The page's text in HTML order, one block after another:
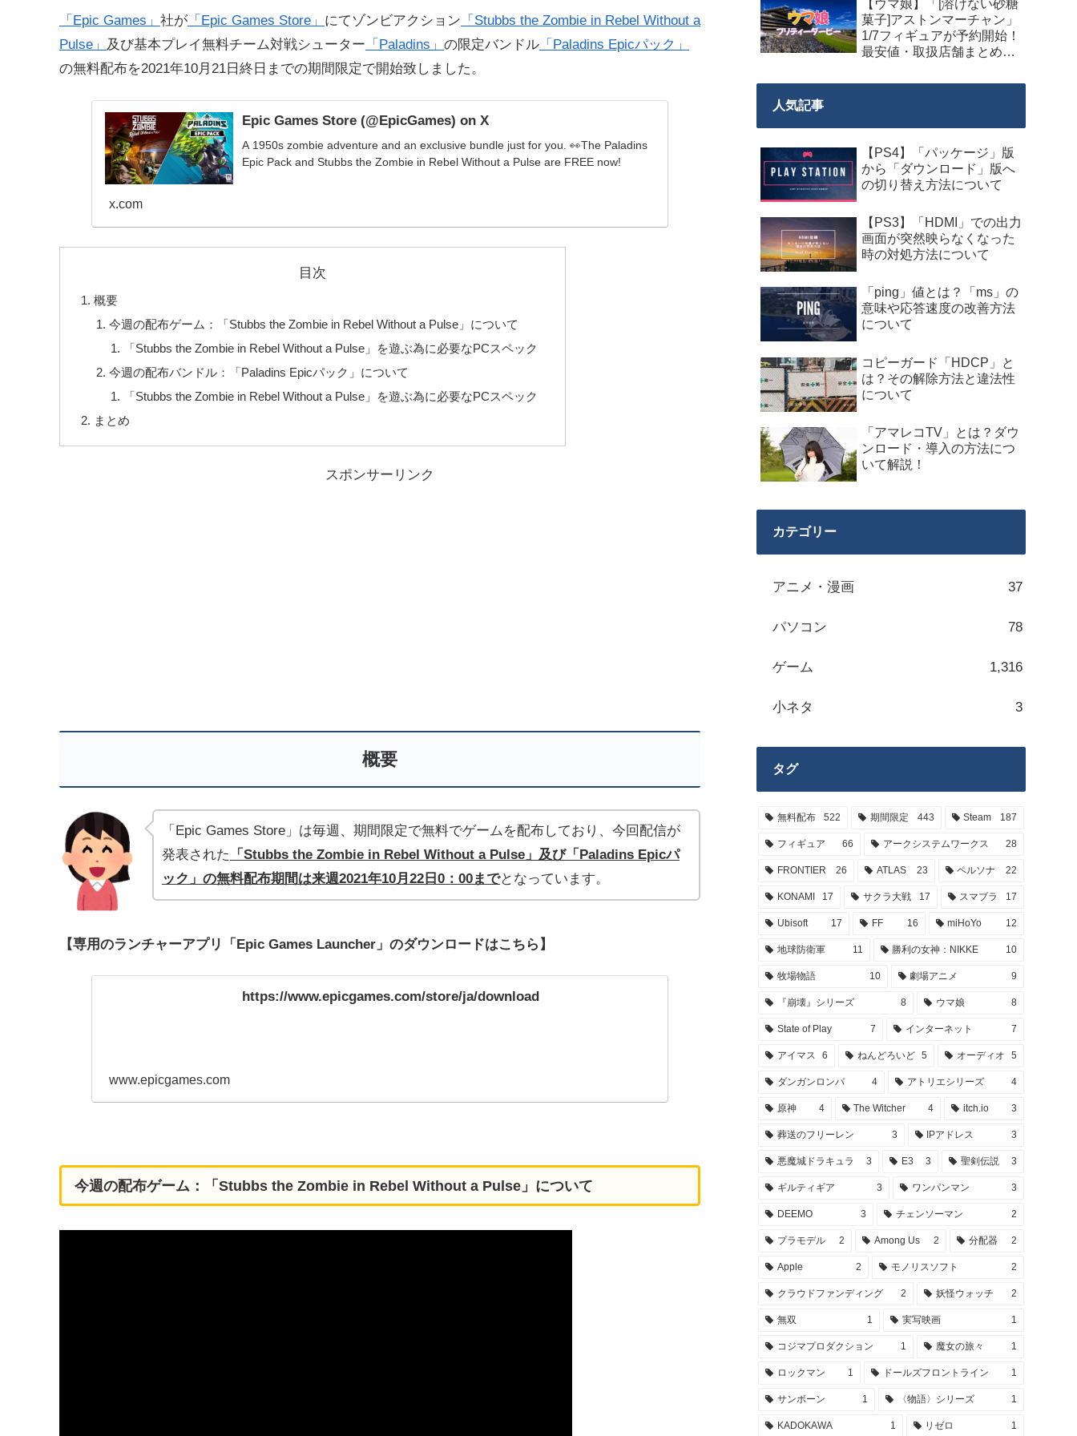
「Epic Games」 社が 「Epic Games Store」 にてゾンビアクション 「Stubbs the Zombie in Rebel Without a
Pulse」 及び基本プレイ無料チーム対戦シューター 「Paladins」 の限定バンドル 「Paladins Epicパック」
の無料配布を2021年10月21日終日までの期間限定で開始致しました。
Epic Games Store (@EpicGames) on X
A 1950s zombie adventure and an exclusive bundle just for you. 👀The Paladins
Epic Pack and Stubbs the Zombie in Rebel Without a Pulse are FREE now!
x.com
目次
概要
今週の配布ゲーム：「Stubbs the Zombie in Rebel Without a Pulse」について
「Stubbs the Zombie in Rebel Without a Pulse」を遊ぶ為に必要なPCスペック
今週の配布バンドル：「Paladins Epicパック」について
「Stubbs the Zombie in Rebel Without a Pulse」を遊ぶ為に必要なPCスペック
まとめ
スポンサーリンク
概要
「Epic Games Store」は毎週、期間限定で無料でゲームを配布しており、今回配信が
発表された
「Stubbs the Zombie in Rebel Without a Pulse」及び「Paladins Epicパ
ック」 の無料配布期間は来週2021年10月22日0：00までとなっています。
【専用のランチャーアプリ「Epic Games Launcher」のダウンロードはこちら】
https://www.epicgames.com/store/ja/download
www.epicgames.com
今週の配布ゲーム：「Stubbs the Zombie in Rebel Without a Pulse」について
【ウマ娘】「[溶けない砂糖
菓子]アストンマーチャン」
1/7フィギュアが予約開始！
最安値・取扱店舗まとめ
人気記事
【PS4】「パッケージ」版
から「ダウンロード」版へ
の切り替え方法について
【PS3】「HDMI」での出力
画面が突然映らなくなった
時の対処方法について
「ping」値とは？「ms」の
意味や応答速度の改善方法
について
コピーガード「HDCP」と
は？その解除方法と違法性
について
「アマレコTV」とは？ダウ
ンロード・導入の方法につ
いて解説！
カテゴリー
アニメ・漫画 37
パソコン 78
ゲーム 1,316
小ネタ 3
タグ
無料配布 522 期間限定 443 Steam 187
フィギュア 66 アークシステムワークス 28
FRONTIER 26 ATLAS 23 ペルソナ 22
KONAMI 17 サクラ大戦 17 スマブラ 17
Ubisoft 17 FF 16 miHoYo 12
地球防衛軍 11 勝利の女神：NIKKE 10
牧場物語 10 劇場アニメ 9
『崩壊』シリーズ 8 ウマ娘 8
State of Play 7 インターネット 7
アイマス 6 ねんどろいど 5 オーディオ 5
ダンガンロンパ 4 アトリエシリーズ 4
原神 4 The Witcher 4 itch.io 3
葬送のフリーレン 3 IPアドレス 3
悪魔城ドラキュラ 3 E3 3 聖剣伝説 3
ギルティギア 3 ワンパンマン 3
DEEMO 3 チェンソーマン 2
プラモデル 2 Among Us 2 分配器 2
Apple 2 モノリスソフト 2
クラウドファンディング 2 妖怪ウォッチ 2
無双 1 実写映画 1
コジマプロダクション 1 魔女の旅々 1
ロックマン 1 ドールズフロントライン 1
サンボーン 1 〈物語〉シリーズ 1
KADOKAWA 1 リゼロ 1